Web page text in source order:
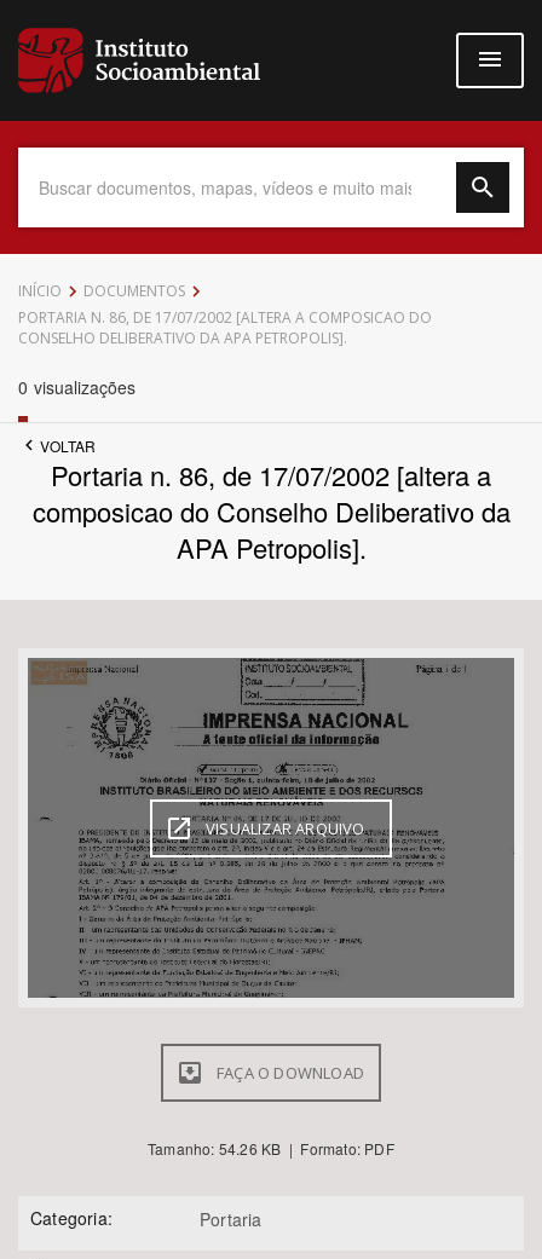
para
conteúdo
Data do Documento
Povo Indígena
Bioma / Bacia
Tema
Subtema
Área de Levantamento
Área Protegida
INÍCIO
DOCUMENTOS
PORTARIA N. 86, DE 17/07/2002 [ALTERA A COMPOSICAO DO
CONSELHO DELIBERATIVO DA APA PETROPOLIS].
0 visualizações
VOLTAR
Portaria n. 86, de 17/07/2002 [altera a
composicao do Conselho Deliberativo da
APA Petropolis].
VISUALIZAR ARQUIVO
FAÇA O DOWNLOAD
Tamanho: 54.26 KB | Formato: PDF
Categoria: Portaria